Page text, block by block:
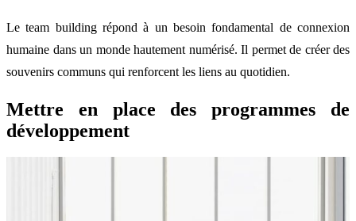
Le team building répond à un besoin fondamental de connexion
humaine dans un monde hautement numérisé. Il permet de créer des
souvenirs communs qui renforcent les liens au quotidien.
Mettre en place des programmes de
développement